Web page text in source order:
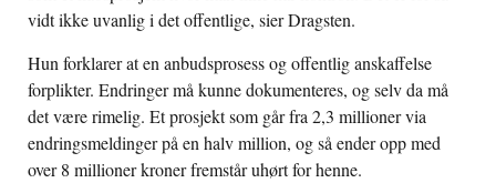
vidt ikke uvanlig i det offentlige, sier Dragsten.
Hun forklarer at en anbudsprosess og offentlig anskaffelse
forplikter. Endringer må kunne dokumenteres, og selv da må
det være rimelig. Et prosjekt som går fra 2,3 millioner via
endringsmeldinger på en halv million, og så ender opp med
over 8 millioner kroner fremstår uhørt for henne.